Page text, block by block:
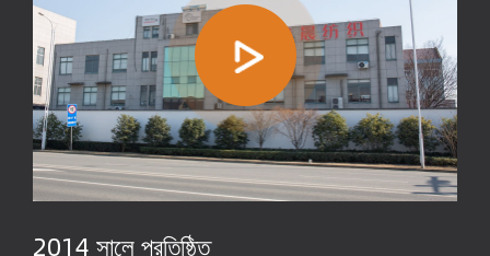
2014 সালে প্রতিষ্ঠিত